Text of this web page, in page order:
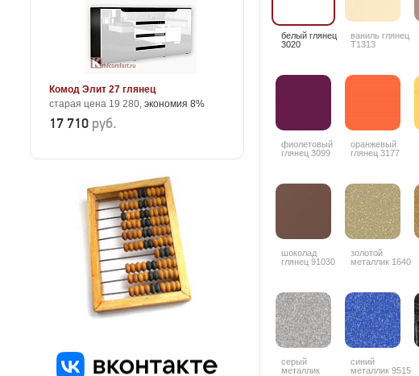
Комод Элит 27 глянец
старая цена 19 280, экономия 8%
17 710 руб.
белый глянец
3020
ваниль глянец
T1313
фиолетовый
глянец 3099
оранжевый
глянец 3177
шоколад
глянец 91030
золотой
металлик 1640
серый
металлик
синий
металлик 9515